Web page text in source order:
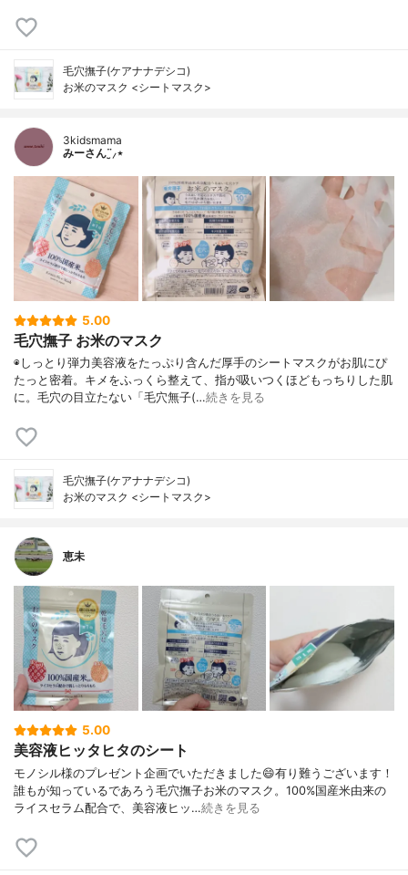
毛穴撫子(ケアナナデシコ)
お米のマスク <シートマスク>
3kidsmama
みーさん¨̮⸝⋆
5.00
毛穴撫子 お米のマスク
◉しっとり弾力美容液をたっぷり含んだ厚手のシートマスクがお肌にぴ
たっと密着。キメをふっくら整えて、指が吸いつくほどもっちりした肌
に。毛穴の目立たない「毛穴無子(…続きを見る
毛穴撫子(ケアナナデシコ)
お米のマスク <シートマスク>
恵未
5.00
美容液ヒッタヒタのシート
モノシル様のプレゼント企画でいただきました😄有り難うございます！
誰もが知っているであろう毛穴撫子お米のマスク。100%国産米由来の
ライスセラム配合で、美容液ヒッ…続きを見る